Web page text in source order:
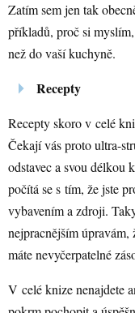
Zatím sem jen tak
příkladů, proč si
než do vaší kuchyně.
Recepty
Recepty skoro v celé
Čekají vás proto ultra-
odstavec a svou
počítá se s tím, že jste
vybavením a zdroji.
nejpracnějším úpravám,
máte nevyčerpatelné
V celé knize nenajdete